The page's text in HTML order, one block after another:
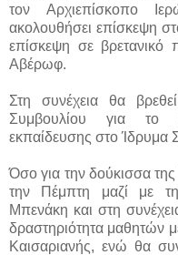
τον Αρχιεπίσκοπο
ακολουθήσει επίσκεψη
επίσκεψη σε βρετανικό
Αβέρωφ.
Στη συνέχεια θα
Συμβουλίου για το
εκπαίδευσης στο Ίδρυμα
Όσο για την δούκισσα
την Πέμπτη μαζί με
Μπενάκη και στη
δραστηριότητα μαθητών
Καισαριανής, ενώ θα